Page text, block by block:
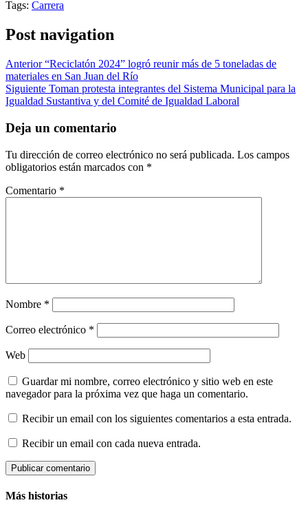
Tags: Carrera
Post navigation
Anterior“Reciclatón 2024” logró reunir más de 5 toneladas de
materiales en San Juan del Río
Siguiente Toman protesta integrantes del Sistema Municipal para la
Igualdad Sustantiva y del Comité de Igualdad Laboral
Deja un comentario
Tu dirección de correo electrónico no será publicada. Los campos
obligatorios están marcados con *
Comentario *
Nombre *
Correo electrónico *
Web
Guardar mi nombre, correo electrónico y sitio web en este
navegador para la próxima vez que haga un comentario.
Recibir un email con los siguientes comentarios a esta entrada.
Recibir un email con cada nueva entrada.
Más historias